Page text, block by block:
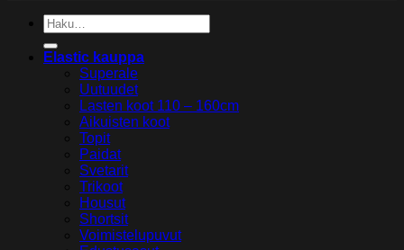
Etsi:
Elastic kauppa
Superale
Uutuudet
Lasten koot 110 – 160cm
Aikuisten koot
Topit
Paidat
Svetarit
Trikoot
Housut
Shortsit
Voimistelupuvut